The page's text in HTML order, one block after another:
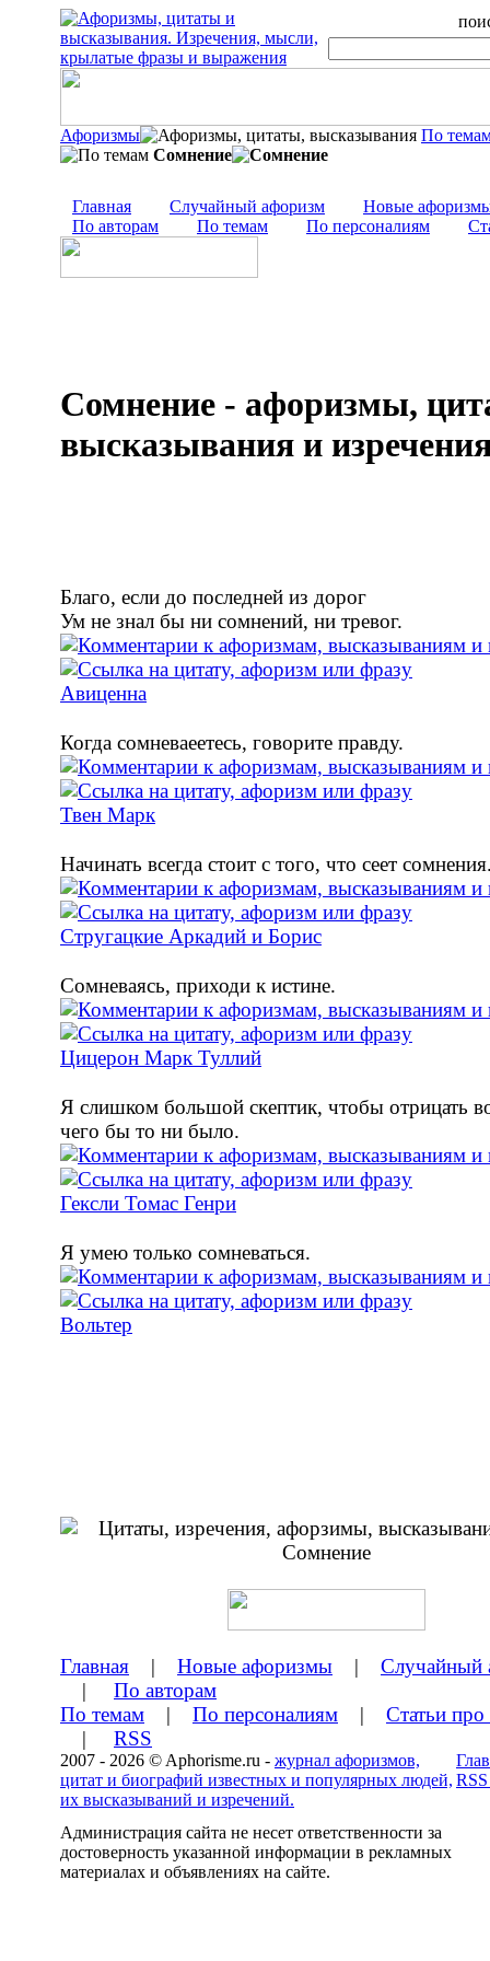
Афоризмы
По
Сомнение
Главная Случайный афоризм
Новые
По авторам
По темам По персоналиям
Сомнение - афоризмы,
высказывания и
Благо, если до последней из дорог
Ум не знал бы ни сомнений, ни тревог.
Авиценна
Когда сомневаеетесь, говорите правду.
Твен Марк
Начинать всегда стоит с того, что сеет
Стругацкие Аркадий и Борис
Сомневаясь, приходи к истине.
Цицерон Марк Туллий
Я слишком большой скептик, чтобы отрицать
чего бы то ни было.
Гексли Томас Генри
Я умею только сомневаться.
Вольтер
Главная | Новые афоризмы | Случайный
| По авторам
По темам | По персоналиям | Статьи
| RSS
2007 - 2026 © Aphorisme.ru - журнал афоризмов,
цитат и биографий известных и популярных людей,
их высказываний и изречений.
Администрация сайта не несет ответственности за
достоверность указанной информации в рекламных
материалах и объявлениях на сайте.